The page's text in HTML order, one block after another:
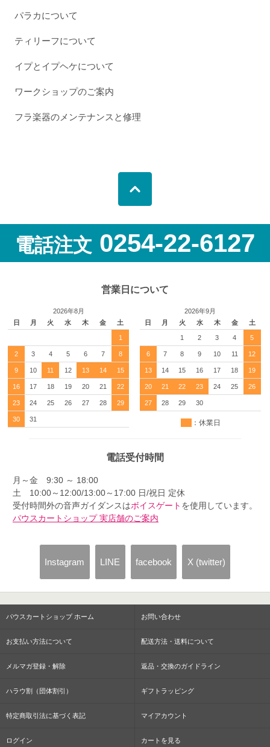
パラカについて
ティリーフについて
イプとイプヘケについて
ワークショップのご案内
フラ楽器のメンテナンスと修理
電話注文 0254-22-6127
営業日について
2026年8月
日
月 火 水 木 金 土
1
2 3 4 5 6 7 8
9 10 11 12 13 14 15
16 17 18 19 20 21 22
23 24 25 26 27 28 29
30 31
2026年9月
日
月 火 水 木 金 土
1 2 3 4 5
6 7 8 9 10 11 12
13 14 15 16 17 18 19
20 21 22 23 24 25 26
27 28 29 30
：休業日
電話受付時間
月～金 9:30 ～ 18:00
土 10:00～12:00/13:00～17:00 日/祝日 定休
受付時間外の音声ガイダンスはボイスゲート を使用しています。
パウスカートショップ 実店舗のご案内
Instagram LINE facebook X (twitter)
パウスカートショップ ホーム お問い合わせ
お支払い方法について 配送方法・送料について
メルマガ登録・解除 返品・交換のガイドライン
ハラウ割（団体割引） ギフトラッピング
特定商取引法に基づく表記 マイアカウント
ログイン カートを見る